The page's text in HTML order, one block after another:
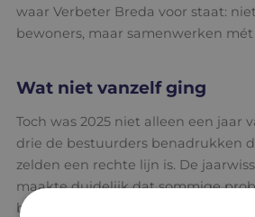
waar Verbeter Breda voor staat:
bewoners, maar samenwerken
Wat niet vanzelf ging
Toch was 2025 niet alleen een jaar
drie de bestuurders benadrukken
zelden een rechte lijn is. De
maakte duidelijk dat sommige
blijven. Ondanks alle inspanningen